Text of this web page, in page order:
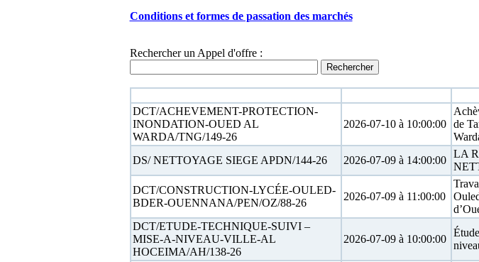
Conditions et formes de passation des marchés
Rechercher un Appel d'offre :
DCT/ACHEVEMENT-PROTECTION-
INONDATION-OUED AL
WARDA/TNG/149-26
2026-07-10 à 10:00:00
de
DS/ NETTOYAGE SIEGE APDN/144-26 2026-07-09 à 14:00:00
LA
DCT/CONSTRUCTION-LYCÉE-OULED-
BDER-OUENNANA/PEN/OZ/88-26
2026-07-09 à 11:00:00
DCT/ETUDE-TECHNIQUE-SUIVI –
MISE-A-NIVEAU-VILLE-AL
HOCEIMA/AH/138-26
2026-07-09 à 10:00:00